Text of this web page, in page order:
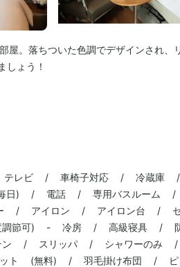
。落ちついた色調でデザインされ、
しょう！
/ テレビ / 車椅子対応 / 冷蔵庫
日) / 電話 / 専用バスルーム /
/ アイロン / アイロン台 / セ
節可) - 冷房 / 高級寝具 / 防
/ スリッパ / シャワーのみ /
ト (無料) / 羽毛掛け布団 / ピ